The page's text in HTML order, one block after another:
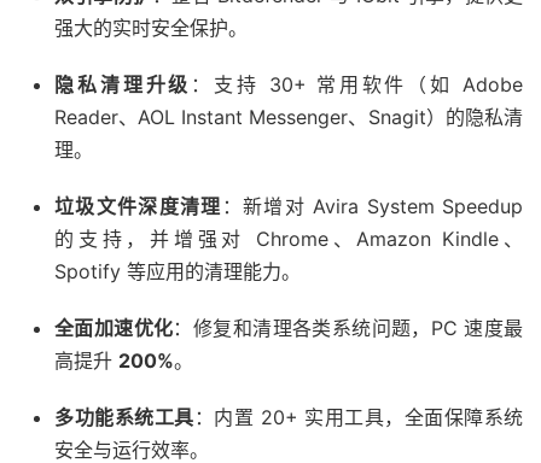
强大的实时安全保护。
隐私清理升级 ：支持 30+ 常用软件（如 Adobe
Reader、AOL Instant Messenger、Snagit）的隐私清
理。
垃圾文件深度清理 ：新增对 Avira System Speedup
的支持，并增强对 Chrome、Amazon Kindle、
Spotify 等应用的清理能力。
全面加速优化：修复和清理各类系统问题，PC 速度最
高提升 200%。
多功能系统工具 ：内置 20+ 实用工具，全面保障系统
安全与运行效率。